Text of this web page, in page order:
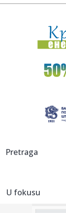
17:06:
lic...
17:01:
dotu...
Svi
17:00:EK
kuća...
16:57:
Pretraga
U fokusu